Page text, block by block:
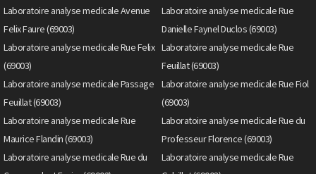
Laboratoire analyse medicale Avenue
Felix Faure (69003)
Laboratoire analyse medicale Rue
Danielle Faynel Duclos (69003)
Laboratoire analyse medicale Rue Felix
(69003)
Laboratoire analyse medicale Rue
Feuillat (69003)
Laboratoire analyse medicale Passage
Feuillat (69003)
Laboratoire analyse medicale Rue Fiol
(69003)
Laboratoire analyse medicale Rue
Maurice Flandin (69003)
Laboratoire analyse medicale Rue du
Professeur Florence (69003)
Laboratoire analyse medicale Rue du
Laboratoire analyse medicale Rue